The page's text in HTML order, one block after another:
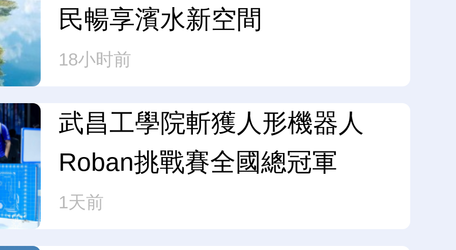
民暢享濱水新空間
18小时前
武昌工學院斬獲人形機器人
Roban挑戰賽全國總冠軍
1天前